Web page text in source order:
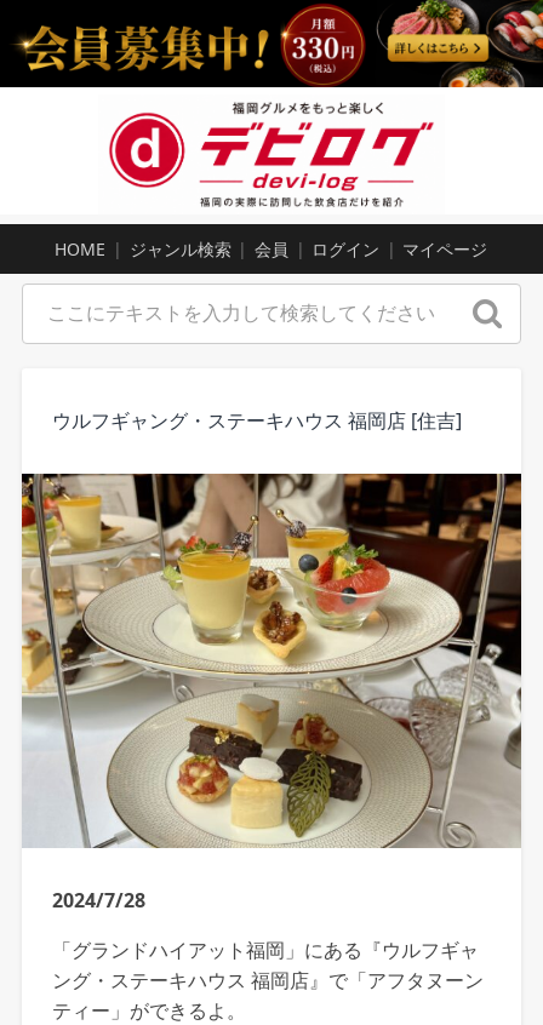
HOME ジャンル検索 会員 ログイン マイページ
ウルフギャング・ステーキハウス 福岡店 [住吉]
2024/7/28
「グランドハイアット福岡」にある『ウルフギャ
ング・ステーキハウス 福岡店』で「アフタヌーン
ティー」ができるよ。